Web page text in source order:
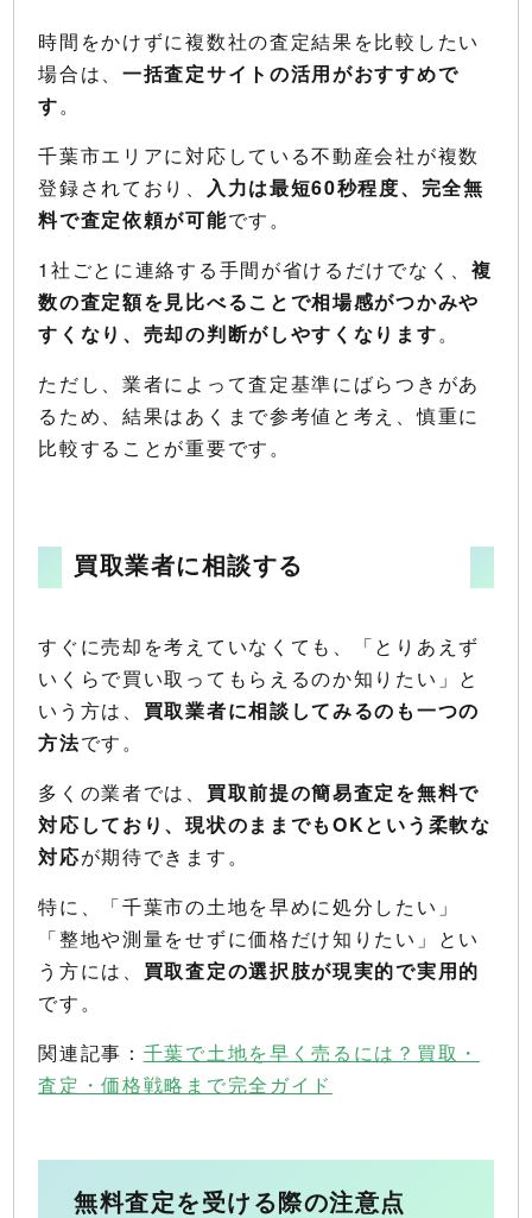
時間をかけずに複数社の査定結果を比較したい
場合は、一括査定サイトの活用がおすすめで
す。
千葉市エリアに対応している不動産会社が複数
登録されており、 入力は最短60秒程度、完全無
料で査定依頼が可能です。
1社ごとに連絡する手間が省けるだけでなく、 複
数の査定額を見比べることで相場感がつかみや
すくなり、売却の判断がしやすくなります。
ただし、業者によって査定基準にばらつきがあ
るため、結果はあくまで参考値と考え、慎重に
比較することが重要です。
買取業者に相談する
すぐに売却を考えていなくても、「とりあえず
いくらで買い取ってもらえるのか知りたい」と
いう方は、 買取業者に相談してみるのも一つの
方法です。
多くの業者では、 買取前提の簡易査定を無料で
対応しており、現状のままでもOKという柔軟な
対応が期待できます。
特に、「千葉市の土地を早めに処分したい」
「整地や測量をせずに価格だけ知りたい」とい
う方には、 買取査定の選択肢が現実的で実用的
です。
関連記事： 千葉で土地を早く売るには？買取・
査定・価格戦略まで完全ガイド
無料査定を受ける際の注意点